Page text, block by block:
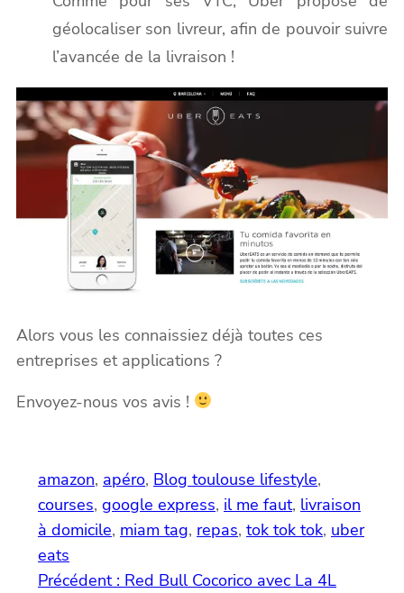
géolocaliser son livreur, afin de pouvoir suivre
l’avancée de la livraison !
Alors vous les connaissiez déjà toutes ces
entreprises et applications ?
Envoyez-nous vos avis !
amazon, apéro, Blog toulouse lifestyle
courses, google express, il me faut, livraison
à domicile, miam tag, repas, tok tok tok, uber
eats
Précédent : Red Bull Cocorico avec La 4L